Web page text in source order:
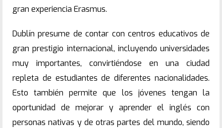
gran experiencia Erasmus.
Dublín presume de contar con centros educativos de
gran prestigio internacional, incluyendo universidades
muy importantes, convirtiéndose en una ciudad
repleta de estudiantes de diferentes nacionalidades.
Esto también permite que los jóvenes tengan la
oportunidad de mejorar y aprender el inglés con
personas nativas y de otras partes del mundo, siendo